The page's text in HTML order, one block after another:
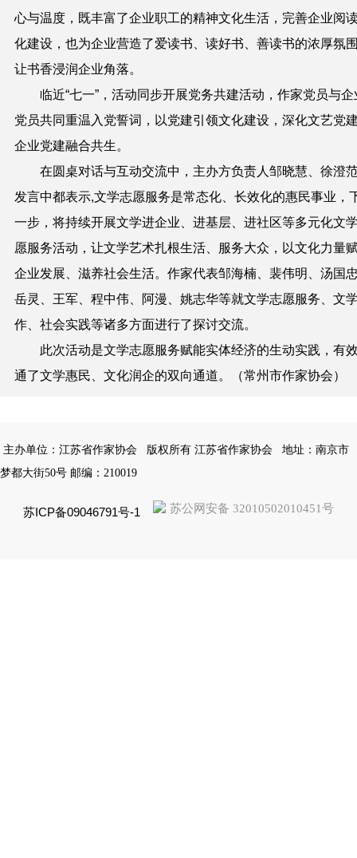
心与温度，既丰富了企业职工的精神文化生活，完善企业阅
化建设，也为企业营造了爱读书、读好书、善读书的浓厚氛
让书香浸润企业角落。
临近“七一”，活动同步开展党务共建活动，作家党员与企
党员共同重温入党誓词，以党建引领文化建设，深化文艺党
企业党建融合共生。
在圆桌对话与互动交流中，主办方负责人邹晓慧、徐澄
发言中都表示,文学志愿服务是常态化、长效化的惠民事业，
一步，将持续开展文学进企业、进基层、进社区等多元化文
愿服务活动，让文学艺术扎根生活、服务大众，以文化力量
企业发展、滋养社会生活。 作家代表邹海楠、 裴伟明
汤国
岳灵、王军、 程中伟 阿漫、姚志华等就文学志愿服务、文
作、社会实践等诸多方面进行了探讨交流。
此次活动是文学志愿服务赋能实体经济的生动实践，有
通了文学惠民、文化润企的双向通道。
（常州市作家协会）
主办单位：江苏省作家协会 版权所有 江苏省作家协会
地址：南京市
梦都大街50号 邮编：210019
苏ICP备09046791号-1 苏公网安备 32010502010451号